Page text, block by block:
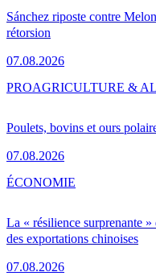
Sánchez riposte contre
rétorsion
07.08.2026
Poulets, bovins et ours
07.08.2026
PROAGRICULTURE &
La « résilience surprenante
des exportations chinoises
07.08.2026
ÉCONOMIE